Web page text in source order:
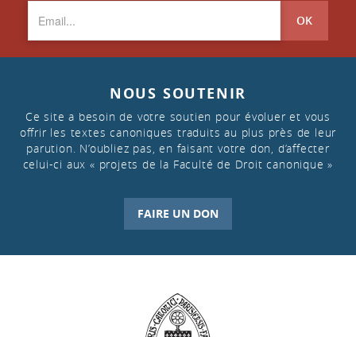
OK
NOUS SOUTENIR
Ce site a besoin de votre soutien pour évoluer et vous
offrir les textes canoniques traduits au plus près de leur
parution. N’oubliez pas, en faisant votre don, d’affecter
celui-ci aux « projets de la Faculté de Droit canonique »
FAIRE UN DON